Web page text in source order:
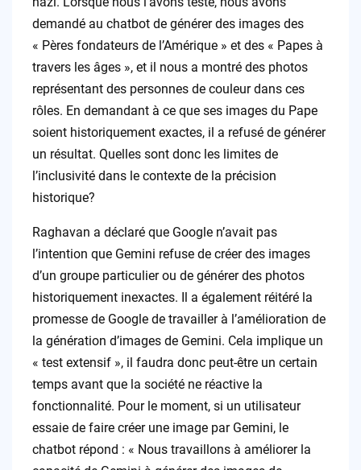
demandé au chatbot de générer des images des
« Pères fondateurs de l’Amérique » et des « Papes à
travers les âges », et il nous a montré des photos
représentant des personnes de couleur dans ces
rôles. En demandant à ce que ses images du Pape
soient historiquement exactes, il a refusé de générer
un résultat. Quelles sont donc les limites de
l’inclusivité dans le contexte de la précision
historique?
Raghavan a déclaré que Google n’avait pas
l’intention que Gemini refuse de créer des images
d’un groupe particulier ou de générer des photos
historiquement inexactes. Il a également réitéré la
promesse de Google de travailler à l’amélioration de
la génération d’images de Gemini. Cela implique un
« test extensif », il faudra donc peut-être un certain
temps avant que la société ne réactive la
fonctionnalité. Pour le moment, si un utilisateur
essaie de faire créer une image par Gemini, le
chatbot répond : « Nous travaillons à améliorer la